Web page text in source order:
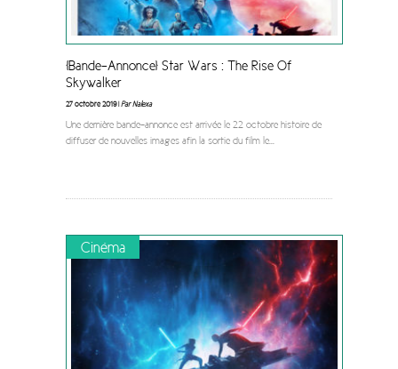
[Bande-Annonce] Star Wars : The Rise Of
Skywalker
27 octobre 2019 |Par Nalexa
Une dernière bande-annonce est arrivée le 22 octobre histoire de
diffuser de nouvelles images afin la sortie du film le...
Cinéma